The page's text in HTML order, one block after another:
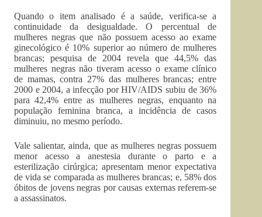
Quando o item analisado é a saúde, verifica-se a
continuidade da desigualdade. O percentual de
mulheres negras que não possuem acesso ao exame
ginecológico é 10% superior ao número de mulheres
brancas; pesquisa de 2004 revela que 44,5% das
mulheres negras não tiveram acesso o exame clínico
de mamas, contra 27% das mulheres brancas; entre
2000 e 2004, a infecção por HIV/AIDS subiu de 36%
para 42,4% entre as mulheres negras, enquanto na
população feminina branca, a incidência de casos
diminuiu, no mesmo período.
Vale salientar, ainda, que as mulheres negras possuem
menor acesso a anestesia durante o parto e a
esterilização cirúrgica; apresentam menor expectativa
de vida se comparada as mulheres brancas; e, 58% dos
óbitos de jovens negras por causas externas referem-se
a assassinatos.